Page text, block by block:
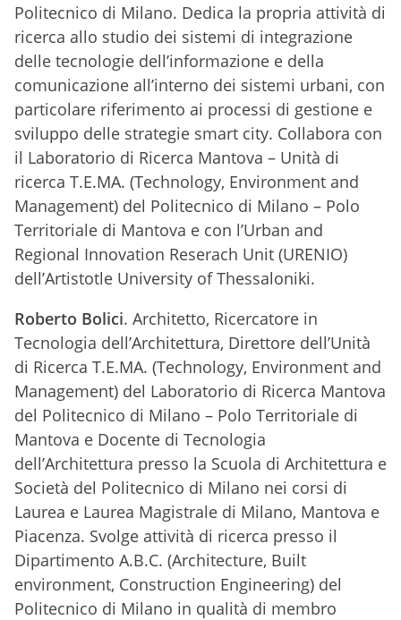
Politecnico di Milano. Dedica la propria attività di
ricerca allo studio dei sistemi di integrazione
delle tecnologie dell’informazione e della
comunicazione all’interno dei sistemi urbani, con
particolare riferimento ai processi di gestione e
sviluppo delle strategie smart city. Collabora con
il Laboratorio di Ricerca Mantova – Unità di
ricerca T.E.MA. (Technology, Environment and
Management) del Politecnico di Milano – Polo
Territoriale di Mantova e con l’Urban and
Regional Innovation Reserach Unit (URENIO)
dell’Artistotle University of Thessaloniki.
Roberto Bolici. Architetto, Ricercatore in
Tecnologia dell’Architettura, Direttore dell’Unità
di Ricerca T.E.MA. (Technology, Environment and
Management) del Laboratorio di Ricerca Mantova
del Politecnico di Milano – Polo Territoriale di
Mantova e Docente di Tecnologia
dell’Architettura presso la Scuola di Architettura e
Società del Politecnico di Milano nei corsi di
Laurea e Laurea Magistrale di Milano, Mantova e
Piacenza. Svolge attività di ricerca presso il
Dipartimento A.B.C. (Architecture, Built
environment, Construction Engineering) del
Politecnico di Milano in qualità di membro